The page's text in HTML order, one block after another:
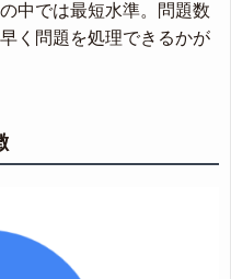
中では最短水準。問題数
く問題を処理できるかが